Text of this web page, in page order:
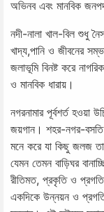
অভিনব এবং মানবিক জনপদ
নদী-নালা খাল-বিল শুধু
খাদ্য,পানি ও জীবনের
জলাভূমি বিনষ্ট করে
ও মানবিক ধারায়।
নগরনামার পূর্বশর্ত হওয়া
জয়গান। শহর-নগর-বসতি
মনে করে যা কিছু জলজ তা
যেমন তেমন বাড়িঘর
রীতিমত, প্রকৃতি ও প্রগতি
একদিকে উন্নয়ন ও